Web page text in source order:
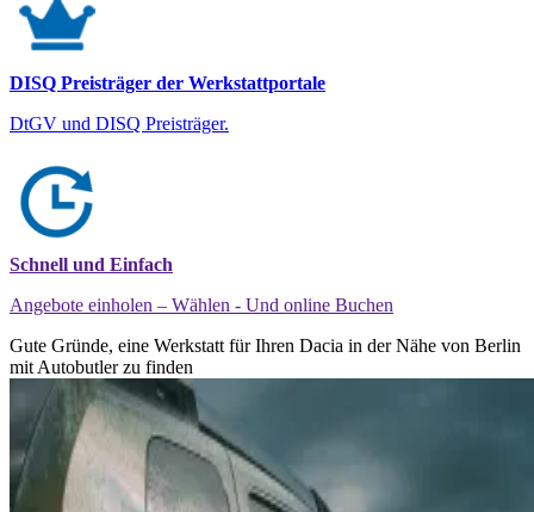
DISQ Preisträger der Werkstattportale
DtGV und DISQ Preisträger.
Schnell und Einfach
Angebote einholen – Wählen - Und online Buchen
Gute Gründe, eine Werkstatt für Ihren Dacia in der Nähe von Berlin
mit Autobutler zu finden